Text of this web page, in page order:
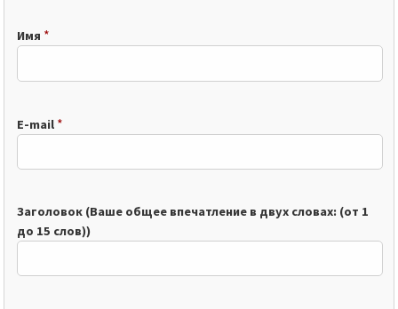
Имя *
E-mail *
Заголовок (Ваше общее впечатление в двух словах: (от 1
до 15 слов))